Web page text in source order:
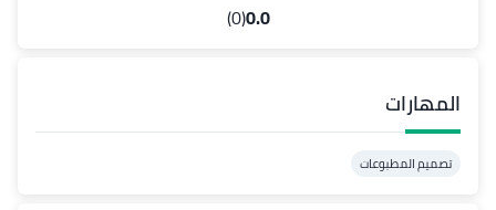
0.0
(0)
المهارات
تصميم المطبوعات